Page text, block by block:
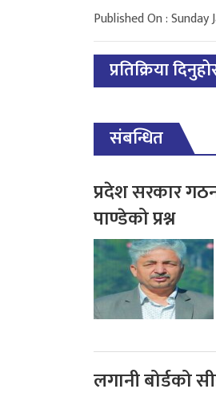
Published On : Sunday
प्रतिक्रिया
संबन्धित
प्रदेश सरकार
पाण्डेको प्रश्न
लगानी बोर्डको